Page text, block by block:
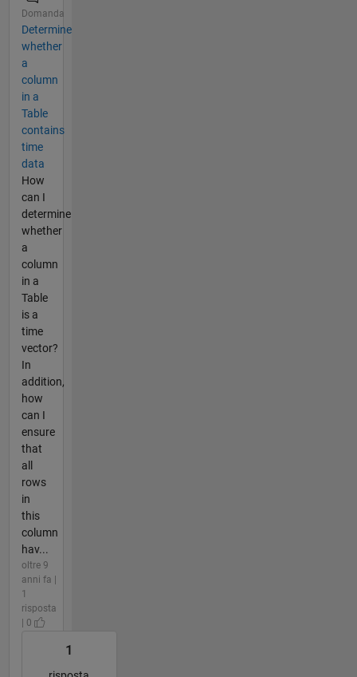
Domanda
Determine
whether
a
column
in a
Table
contains
time
data
How
can I
determine
whether
a
column
in a
Table
is a
time
vector?
In
addition,
how
can I
ensure
that
all
rows
in
this
column
hav...
oltre 9
anni fa |
1
risposta
| 0
1